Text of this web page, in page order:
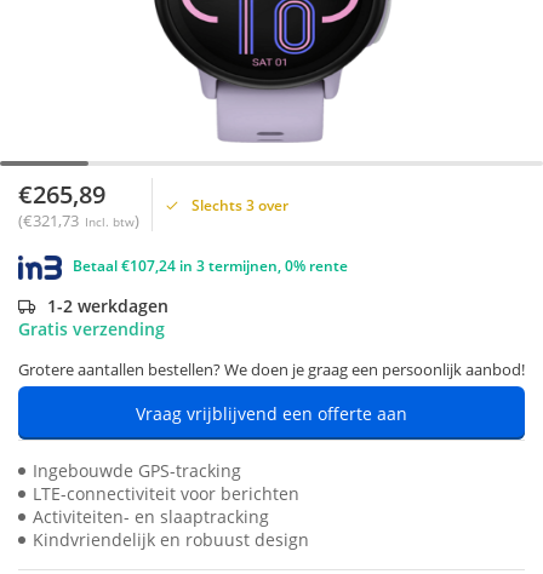
€265,89
(€321,73 Incl. btw)
Slechts 3 over
Betaal €107,24 in 3 termijnen, 0% rente
1-2 werkdagen
Gratis verzending
Grotere aantallen bestellen? We doen je graag een persoonlijk aanbod!
Vraag vrijblijvend een offerte aan
Ingebouwde GPS-tracking
LTE-connectiviteit voor berichten
Activiteiten- en slaaptracking
Kindvriendelijk en robuust design